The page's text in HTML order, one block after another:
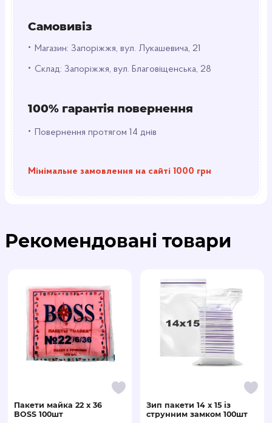
Самовивіз
• Магазин: Запоріжжя, вул. Лукашевича, 21
• Склад: Запоріжжя, вул. Благовіщенська, 28
100% гарантія повернення
• Повернення протягом 14 днів
Мінімальне замовлення на сайті 1000 грн
Рекомендовані товари
Пакети майка 22 х 36
BOSS 100шт
Зип пакети 14 x 15 із
струнним замком 100шт